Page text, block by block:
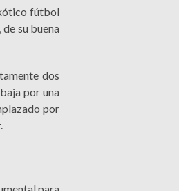
fútbol
su buena
dos
por una
por